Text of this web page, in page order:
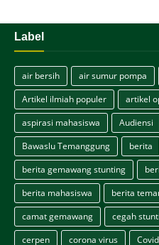
Label
air bersih air sumur pompa
Artikel ilmiah populer
artikel
aspirasi mahasiswa
Audiensi
Bawaslu Temanggung
berita
berita gemawang stunting
berita mahasiswa
berita
camat gemawang
cegah
cerpen
corona virus